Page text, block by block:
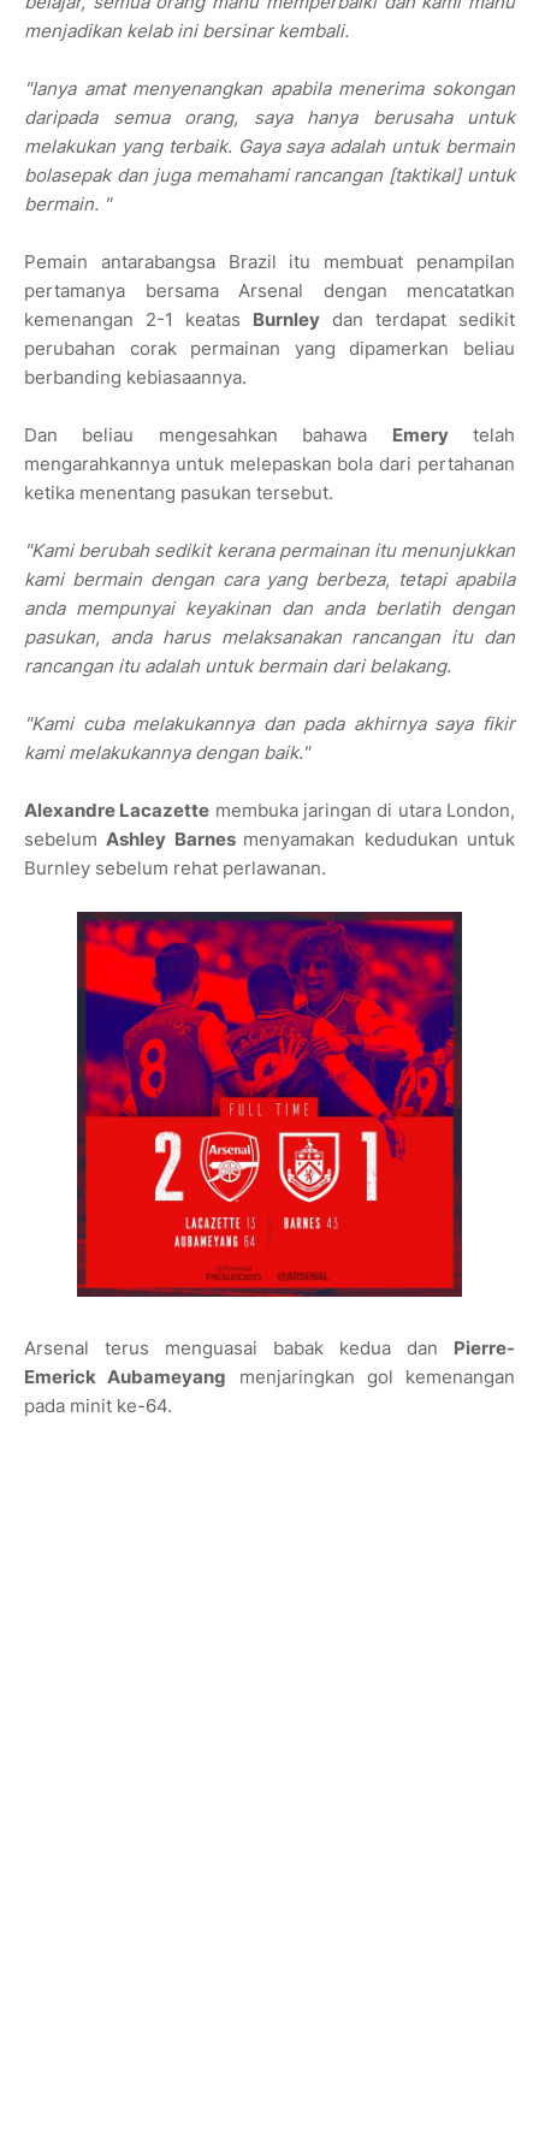
menjadikan kelab ini bersinar kembali.
"Ianya amat menyenangkan apabila menerima sokongan
daripada semua orang, saya hanya berusaha untuk
melakukan yang terbaik. Gaya saya adalah untuk bermain
bolasepak dan juga memahami rancangan [taktikal] untuk
bermain. "
Pemain antarabangsa Brazil itu membuat penampilan
pertamanya bersama Arsenal dengan mencatatkan
kemenangan 2-1 keatas Burnley dan terdapat sedikit
perubahan corak permainan yang dipamerkan beliau
berbanding kebiasaannya.
Dan beliau mengesahkan bahawa Emerytelah
mengarahkannya untuk melepaskan bola dari pertahanan
ketika menentang pasukan tersebut.
"Kami berubah sedikit kerana permainan itu menunjukkan
kami bermain dengan cara yang berbeza, tetapi apabila
anda mempunyai keyakinan dan anda berlatih dengan
pasukan, anda harus melaksanakan rancangan itu dan
rancangan itu adalah untuk bermain dari belakang.
"Kami cuba melakukannya dan pada akhirnya saya fikir
kami melakukannya dengan baik."
Alexandre Lacazette membuka jaringan di utara London,
sebelumAshley Barnes menyamakan kedudukan untuk
Burnley sebelum rehat perlawanan.
Arsenal terus menguasai babak kedua dan Pierre-
Emerick Aubameyang menjaringkan gol kemenangan
pada minit ke-64.